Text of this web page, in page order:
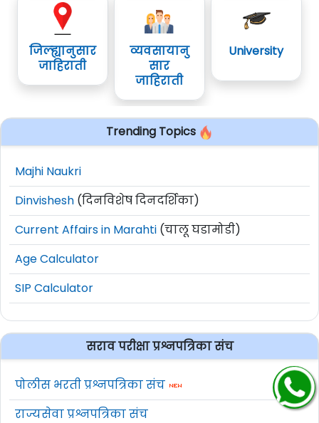
जिल्ह्यानुसार
जाहिराती
व्यवसायानु
सार
जाहिराती
University
Trending Topics
Majhi Naukri
Dinvishesh (दिनविशेष दिनदर्शिका)
Current Affairs in Marahti (चालू घडामोडी)
Age Calculator
SIP Calculator
सराव परीक्षा प्रश्नपत्रिका संच
पोलीस भरती प्रश्नपत्रिका संच
राज्यसेवा प्रश्नपत्रिका संच